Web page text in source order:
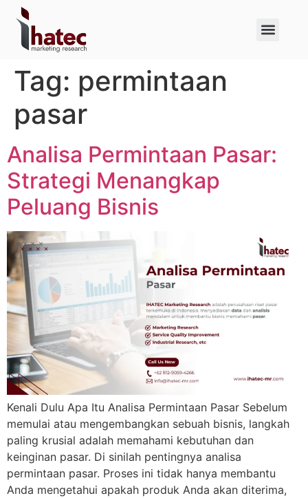
Tag: permintaan
pasar
Analisa Permintaan Pasar:
Strategi Menangkap
Peluang Bisnis
Kenali Dulu Apa Itu Analisa Permintaan Pasar Sebelum
memulai atau mengembangkan sebuah bisnis, langkah
paling krusial adalah memahami kebutuhan dan
keinginan pasar. Di sinilah pentingnya analisa
permintaan pasar. Proses ini tidak hanya membantu
Anda mengetahui apakah produk Anda akan diterima,